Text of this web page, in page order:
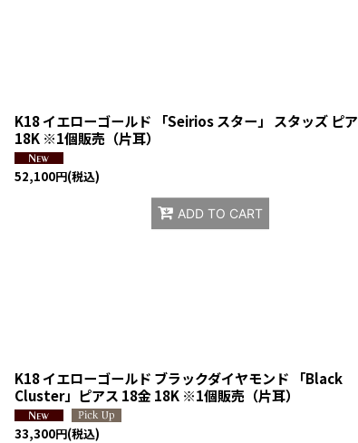
K18 イエローゴールド 「Seirios スター」 スタッズ ピ
18K ※1個販売（片耳）
52,100円(税込)
ADD TO CART
K18 イエローゴールド ブラックダイヤモンド 「Black
Cluster」ピアス 18金 18K ※1個販売（片耳）
33,300円(税込)